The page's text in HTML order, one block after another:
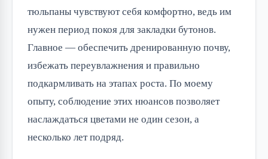
тюльпаны чувствуют себя комфортно, ведь им
нужен период покоя для закладки бутонов.
Главное — обеспечить дренированную почву,
избежать переувлажнения и правильно
подкармливать на этапах роста. По моему
опыту, соблюдение этих нюансов позволяет
наслаждаться цветами не один сезон, а
несколько лет подряд.